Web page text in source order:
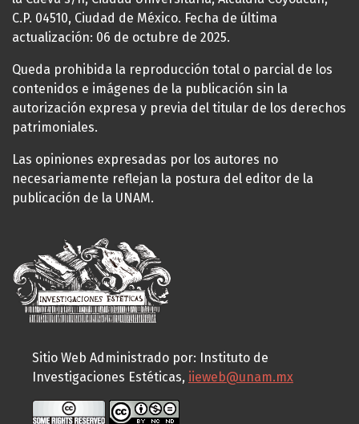
C.P. 04510, Ciudad de México. Fecha de última
actualización: 06 de octubre de 2025.
Queda prohibida la reproducción total o parcial de los
contenidos e imágenes de la publicación sin la
autorización expresa y previa del titular de los derechos
patrimoniales.
Las opiniones expresadas por los autores no
necesariamente reflejan la postura del editor de la
publicación de la UNAM.
Sitio Web Administrado por: Instituto de
Investigaciones Estéticas, iieweb@unam.mx